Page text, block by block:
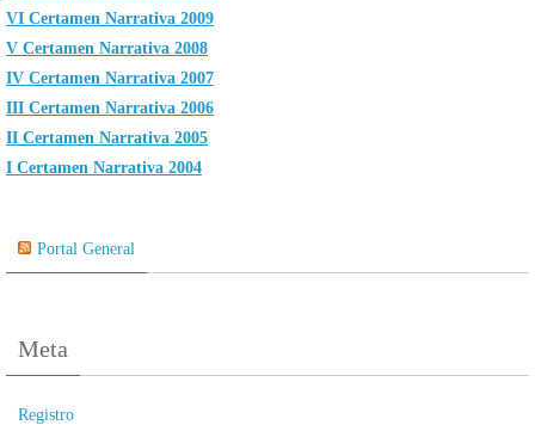
VI Certamen Narrativa 2009
V Certamen Narrativa 2008
IV Certamen Narrativa 2007
III Certamen Narrativa 2006
II Certamen Narrativa 2005
I Certamen Narrativa 2004
Portal General
Meta
Registro